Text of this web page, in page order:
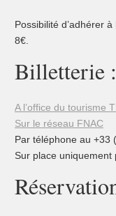
Possibilité d’adhérer
8€.
Billetterie :
A l’office du tourisme
Sur le réseau FNAC
Par téléphone au +33
Sur place